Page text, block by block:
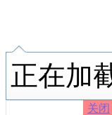
正在加
关闭